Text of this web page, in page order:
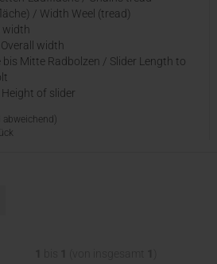
/ Width Weel (tread)
width
width
Mitte Radbolzen / Slider Length to
of slider
abweichend)